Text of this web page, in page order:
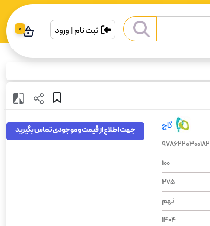
ثبت نام | ورود 0
گاج
9786220300182
100
275
نهم
1404
جهت اطلاع از قیمت و موجودی تماس بگیرید